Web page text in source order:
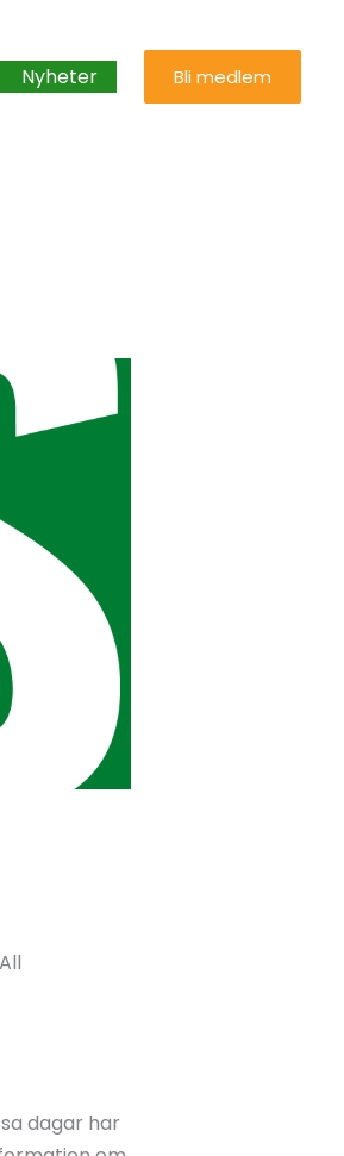
Nyheter Bli medlem
dagar har